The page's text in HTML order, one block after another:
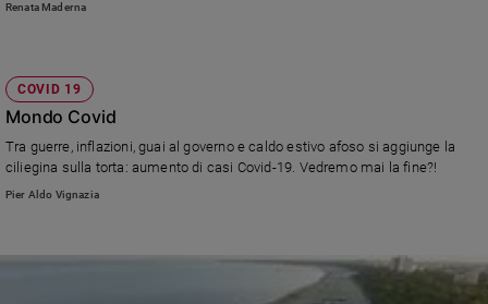
Renata Maderna
COVID 19
Mondo Covid
Tra guerre, inflazioni, guai al governo e caldo estivo afoso si aggiunge la
ciliegina sulla torta: aumento di casi Covid-19. Vedremo mai la fine?!
Pier Aldo Vignazia